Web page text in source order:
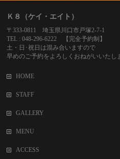
Ｋ８（ケイ・エイト）
〒333-0811 埼玉県川口市戸塚2-7-1
TEL : 048-296-6222 【完全予約制】
土・日･祝日は混み合いますので
早めのご予約をよろしくおねがいいたし
HOME
STAFF
GALLERY
MENU
ACCESS